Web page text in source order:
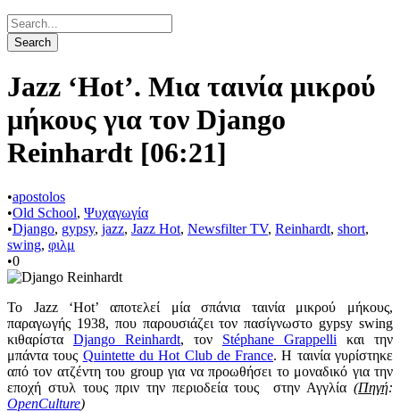
Jazz ‘Hot’. Μια ταινία μικρού
μήκους για τον Django
Reinhardt [06:21]
•apostolos
•Old School, Ψυχαγωγία
•Django, gypsy, jazz, Jazz Hot, Newsfilter TV, Reinhardt, short,
swing, φιλμ
•0
Το Jazz ‘Hot’ αποτελεί μία σπάνια ταινία μικρού μήκους,
παραγωγής 1938, που παρουσιάζει τον πασίγνωστο gypsy swing
κιθαρίστα Django Reinhardt, τον Stéphane Grappelli και την
μπάντα τους Quintette du Hot Club de France. Η ταινία γυρίστηκε
από τον ατζέντη του group για να προωθήσει το μοναδικό για την
εποχή στυλ τους πριν την περιοδεία τους στην Αγγλία (Πηγή:
OpenCulture)